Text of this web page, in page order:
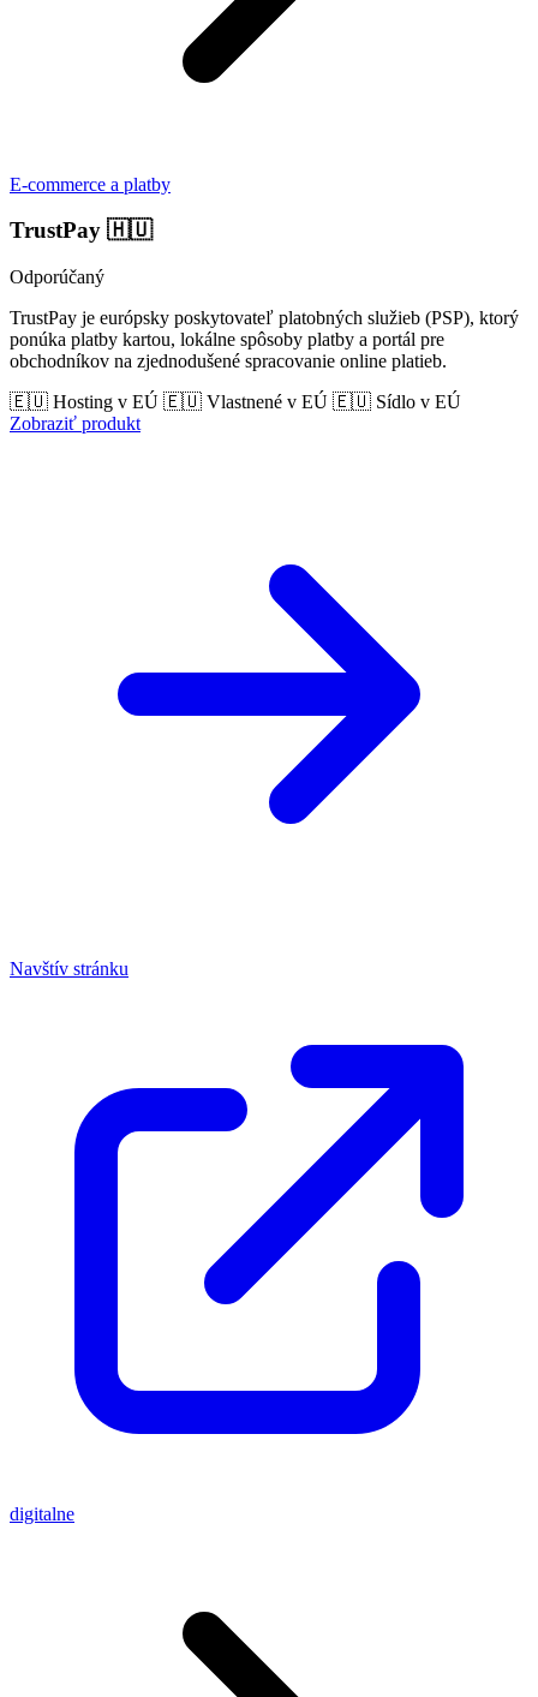
E-commerce a platby
TrustPay 🇭🇺
Odporúčaný
TrustPay je európsky poskytovateľ platobných služieb (PSP), ktorý
ponúka platby kartou, lokálne spôsoby platby a portál pre
obchodníkov na zjednodušené spracovanie online platieb.
🇪🇺 Hosting v EÚ 🇪🇺 Vlastnené v EÚ 🇪🇺 Sídlo v EÚ
Zobraziť produkt
Navštív stránku
digitalne